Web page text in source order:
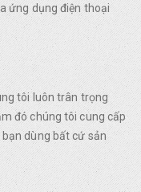
ứng dụng điện thoại
tôi luôn trân trọng
đó chúng tôi cung cấp
dùng bất cứ sản